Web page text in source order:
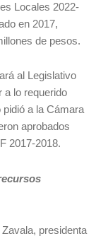
Locales 2022-
en 2017,
de pesos.
al Legislativo
a lo requerido
pidió a la Cámara
aprobados
2017-2018.
presidenta